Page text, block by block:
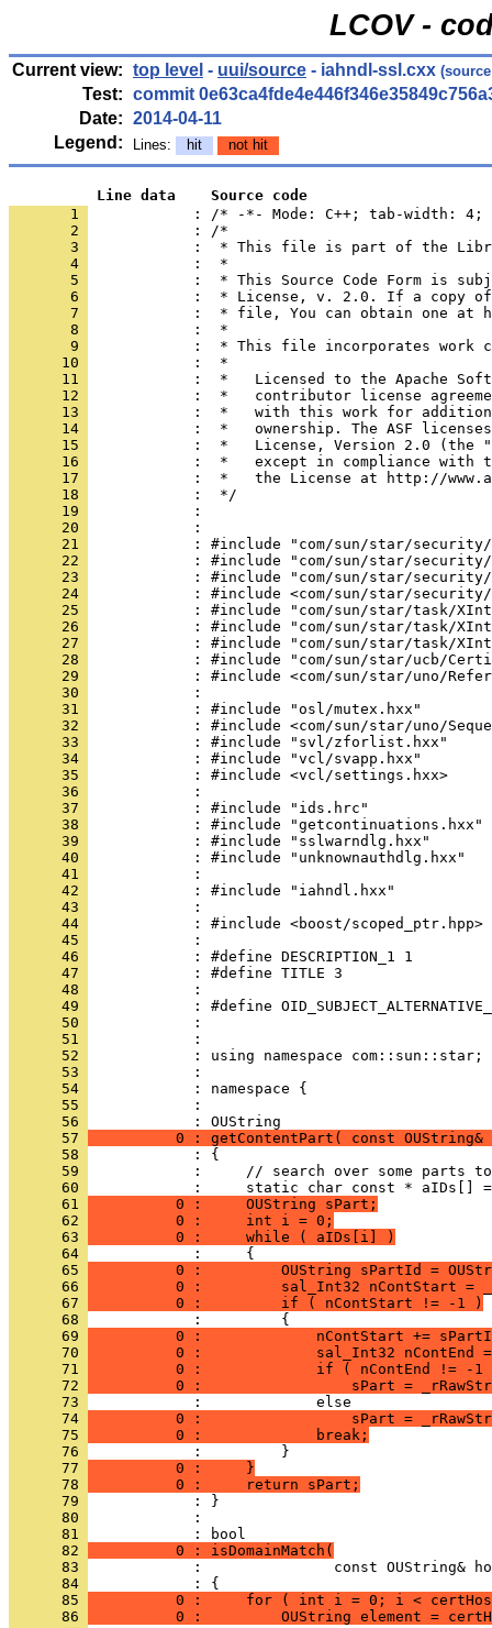
LCOV -
Current view: top level - uui/source - iahndl-ssl.cxx
Test: commit
Date: 2014-04-11
Legend:
Lines: hit not hit
          Line data    Source code
       1
: /* -*- Mode: C++; tab-width:
       2
       3
       4
       5
       6
       7
       8
       9
      10
      11
      12
      13
      14
      15
      16
      17
      18
      19
      20
      21
      22
      23
      24
      25
      26
      27
      28
      29
      30
      31
      32
      33
      34
      35
      36
      37
      38
      39
      40
      41
      42
      43
      44
      45
      46
      47
      48
      49
      50
      51
      52
      53
      54
      55
            :
      56
      57
0 : getContentPart( const OUString&
      58
      59
      60
      61
          0 :     OUString sPart;
      62
          0 :     int i = 0;
      63
          0 :     while ( aIDs[i] )
      64
      65
0 :         OUString sPartId =
      66
0 :         sal_Int32 nContStart =
      67
          0 :         if ( nContStart != -1 )
      68
      69
0 :             nContStart +=
      70
0 :             sal_Int32 nContEnd
      71
0 :             if ( nContEnd != -1
      72
0 :                 sPart =
      73
      74
0 :                 sPart =
      75
          0 :             break;
      76
      77
          0 :     }
      78
          0 :     return sPart;
      79
      80
            :
      81
      82
          0 : isDomainMatch(
      83
      84
      85
0 :     for ( int i = 0; i <
      86
0 :         OUString element =